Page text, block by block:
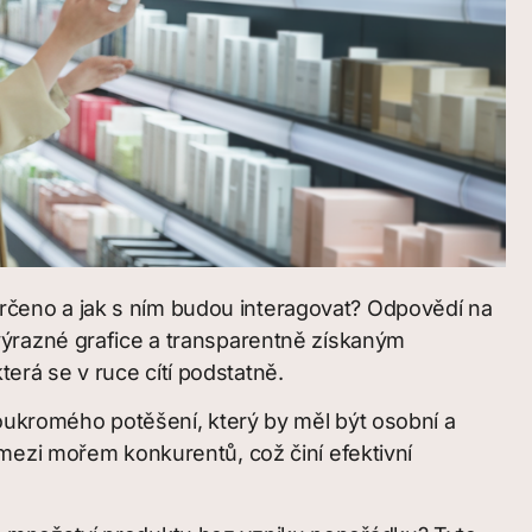
a jak s ním budou interagovat? Odpovědí na
grafice a transparentně získaným
se v ruce cítí podstatně.
potěšení, který by měl být osobní a
mořem konkurentů, což činí efektivní